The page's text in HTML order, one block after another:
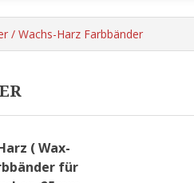
/ Wachs-Harz Farbbänder
( Wax-
für